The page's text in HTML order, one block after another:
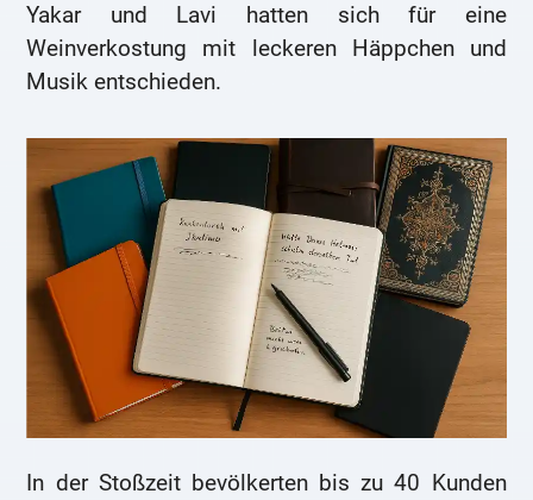
Yakar und Lavi hatten sich für eine
Weinverkostung mit leckeren Häppchen und
Musik entschieden.
In der Stoßzeit bevölkerten bis zu 40 Kunden